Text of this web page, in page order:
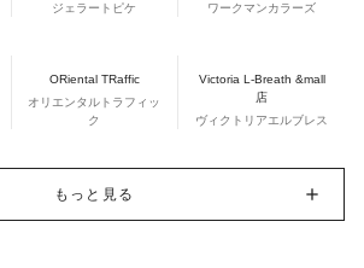
ジェラートピケ
ワークマンカラーズ
ORiental TRaffic
オリエンタルトラフィッ
ク
Victoria L-Breath &mall
店
ヴィクトリアエルブレス
もっと見る